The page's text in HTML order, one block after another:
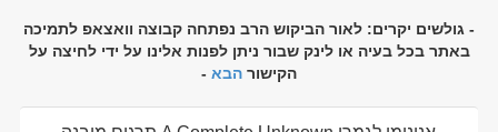
- גולשים יקרים: לאור הביקוש הרב נפתחה קבוצה וואצאפ לתמיכה
באתר בכל בעיה או לינק שבור ניתן לפנות אלינו על ידי לחיצה על
הקישור הבא -